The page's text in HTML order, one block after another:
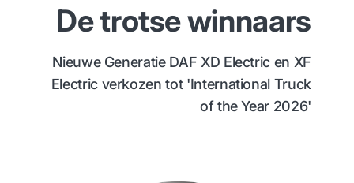
De trotse winnaars
Nieuwe Generatie DAF XD Electric en XF
Electric verkozen tot 'International Truck
of the Year 2026'